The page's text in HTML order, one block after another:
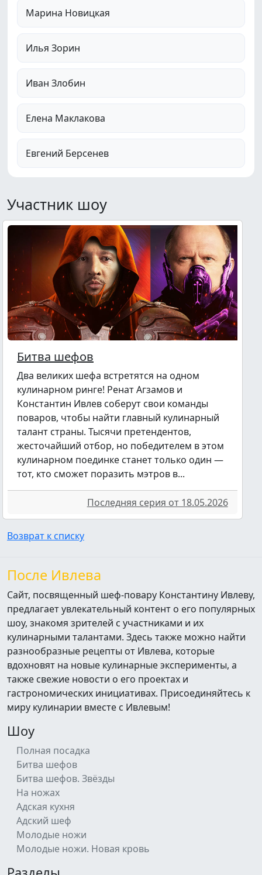
Марина Новицкая
Илья Зорин
Иван Злобин
Елена Маклакова
Евгений Берсенев
Участник шоу
Битва шефов
Два великих шефа встретятся на одном
кулинарном ринге! Ренат Агзамов и
Константин Ивлев соберут свои команды
поваров, чтобы найти главный кулинарный
талант страны. Тысячи претендентов,
жесточайший отбор, но победителем в этом
кулинарном поединке станет только один —
тот, кто сможет поразить мэтров в...
Последняя серия от 18.05.2026
Возврат к списку
После Ивлева
Сайт, посвященный шеф-повару Константину Ивлеву,
предлагает увлекательный контент о его популярных
шоу, знакомя зрителей с участниками и их
кулинарными талантами. Здесь также можно найти
разнообразные рецепты от Ивлева, которые
вдохновят на новые кулинарные эксперименты, а
также свежие новости о его проектах и
гастрономических инициативах. Присоединяйтесь к
миру кулинарии вместе с Ивлевым!
Шоу
Полная посадка
Битва шефов
Битва шефов. Звёзды
На ножах
Адская кухня
Адский шеф
Молодые ножи
Молодые ножи. Новая кровь